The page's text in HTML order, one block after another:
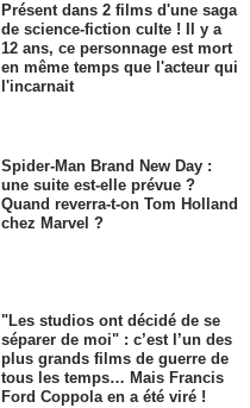
Présent dans 2 films d'une saga
de science-fiction culte ! Il y a
12 ans, ce personnage est mort
en même temps que l'acteur qui
l'incarnait
Spider-Man Brand New Day :
une suite est-elle prévue ?
Quand reverra-t-on Tom Holland
chez Marvel ?
"Les studios ont décidé de se
séparer de moi" : c’est l’un des
plus grands films de guerre de
tous les temps… Mais Francis
Ford Coppola en a été viré !